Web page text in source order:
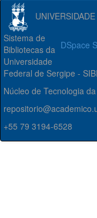
DSpace
Sistema de
Bibliotecas da
Universidade
Federal de Sergipe -
Núcleo de Tecnologia
+55 79 3194-6528